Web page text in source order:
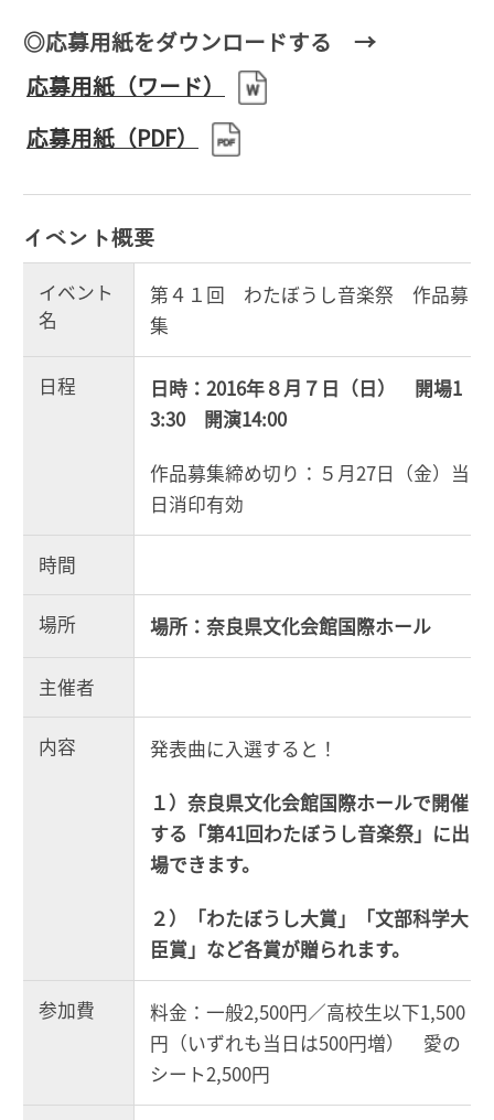
◎応募用紙をダウンロードする →
応募用紙（ワード）
応募用紙（PDF）
イベント概要
イベント
名
第４１回 わたぼうし音楽祭 作品募
集
日程
日時：2016年８月７日（日） 開場1
3:30 開演14:00
作品募集締め切り：５月27日（金）当
日消印有効
時間
場所 場所：奈良県文化会館国際ホール
主催者
内容 発表曲に入選すると！
１）奈良県文化会館国際ホールで開催
する「第41回わたぼうし音楽祭」に出
場できます。
２）「わたぼうし大賞」「文部科学大
臣賞」など各賞が贈られます。
参加費
料金：一般2,500円／高校生以下1,500
円（いずれも当日は500円増） 愛の
シート2,500円